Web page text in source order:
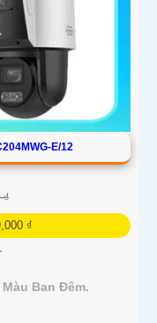
E/12
₫
₫
Ban Ðêm.